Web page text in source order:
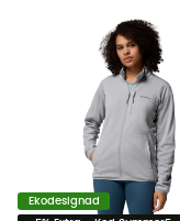
Ekodesignad